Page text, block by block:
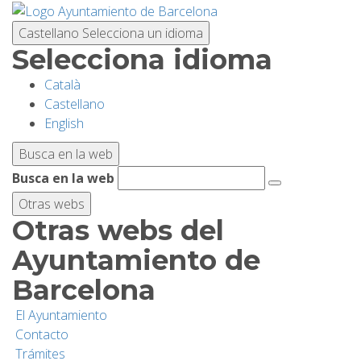
Castellano Selecciona un idioma
Selecciona idioma
Català
Castellano
English
Busca en la web
Busca en la web
Otras webs
Otras webs del
Ayuntamiento de
Barcelona
El Ayuntamiento
Contacto
Trámites
Pasar
contenido
principal
PLANIFICA TU VISITA
BIODIVERSIDAD
ACTIVIDADES
ESCUELAS
INVESTIGACIÓN/CONSERVACIÓN
SOSTENIBILIDAD